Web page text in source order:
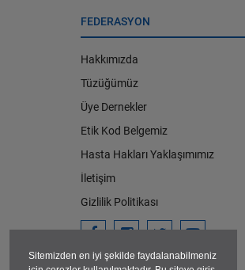
Sitemizden en iyi şekilde faydalanabilmeniz
FEDERASYON
Hakkımızda
Tüzüğümüz
Üye Dernekler
Etik Kod Belgemiz
Hasta Hakları Yaklaşımımız
İletişim
Gizlilik Politikası